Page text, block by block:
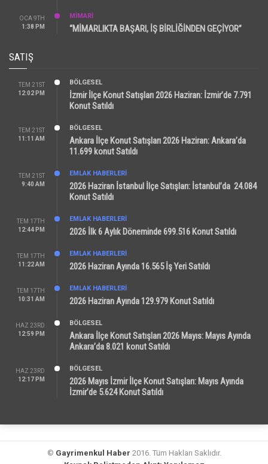
OCA 9TH
1:38 PM
MİMARİ
“MİMARLIKTA BAŞARI, İŞ BİRLİĞİNDEN GEÇİYOR”
SATIŞ
TEM 21ST
12:02 PM
BÖLGESEL
İzmir İlçe Konut Satışları 2026 Haziran: İzmir’de 7.791
Konut Satıldı
TEM 21ST
11:11 AM
BÖLGESEL
Ankara İlçe Konut Satışları 2026 Haziran: Ankara’da
11.699 konut Satıldı
TEM 21ST
9:40 AM
EMLAK HABERLERI
2026 Haziran İstanbul İlçe Satışları: İstanbul’da 24.084
Konut Satıldı
TEM 17TH
12:44 PM
EMLAK HABERLERI
2026 İlk 6 Aylık Döneminde 699.516 Konut Satıldı
TEM 17TH
11:22 AM
EMLAK HABERLERI
2026 Haziran Ayında 16.565 İş Yeri Satıldı
TEM 17TH
10:31 AM
EMLAK HABERLERI
2026 Haziran Ayında 129.979 Konut Satıldı
HAZ 23RD
12:59 PM
BÖLGESEL
Ankara İlçe Konut Satışları 2026 Mayıs: Mayıs Ayında
Ankara’da 8.021 konut Satıldı
HAZ 23RD
12:17 PM
BÖLGESEL
2026 Mayıs İzmir İlçe Konut Satışları: Mayıs Ayında
İzmir’de 5.624 Konut Satıldı
© Gayrimenkul Haber 2016. Tüm Hakları Saklıdır.